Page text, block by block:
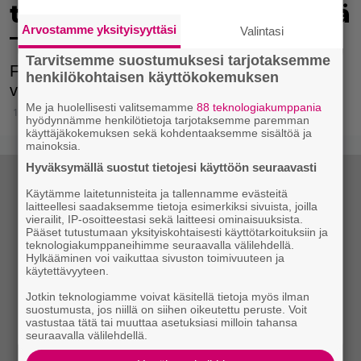
trendikkäin vaate näyttää
– katso miten kopioit sen
Farkkuhaalari on tänä keväänä muotitietoisen
valinta.
1.3.2020 10:15
Arvostamme yksityisyyttäsi Valintasi
Tarvitsemme suostumuksesi tarjotaksemme
henkilökohtaisen käyttökokemuksen
Me ja huolellisesti valitsemamme88 teknologiakumppania
hyödynnämme henkilötietoja tarjotaksemme paremman
käyttäjäkokemuksen sekä kohdentaaksemme sisältöä ja
mainoksia.
Hyväksymällä suostut tietojesi käyttöön seuraavasti
Käytämme laitetunnisteita ja tallennamme evästeitä
laitteellesi saadaksemme tietoja esimerkiksi sivuista, joilla
vierailit, IP-osoitteestasi sekä laitteesi ominaisuuksista.
Pääset tutustumaan yksityiskohtaisesti käyttötarkoituksiin ja
teknologiakumppaneihimme seuraavalla välilehdellä.
Hylkääminen voi vaikuttaa sivuston toimivuuteen ja
käytettävyyteen.
Jotkin teknologiamme voivat käsitellä tietoja myös ilman
suostumusta, jos niillä on siihen oikeutettu peruste. Voit
vastustaa tätä tai muuttaa asetuksiasi milloin tahansa
seuraavalla välilehdellä.